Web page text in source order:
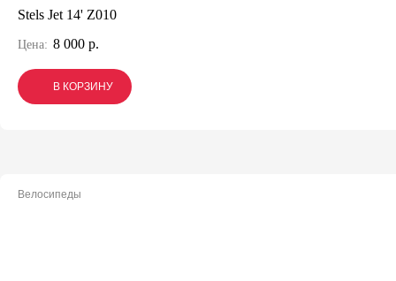
Stels Jet 14' Z010
Цена: 8 000 р.
В КОРЗИНУ
В КОРЗИНУ
В КОРЗИНУ
Велосипеды